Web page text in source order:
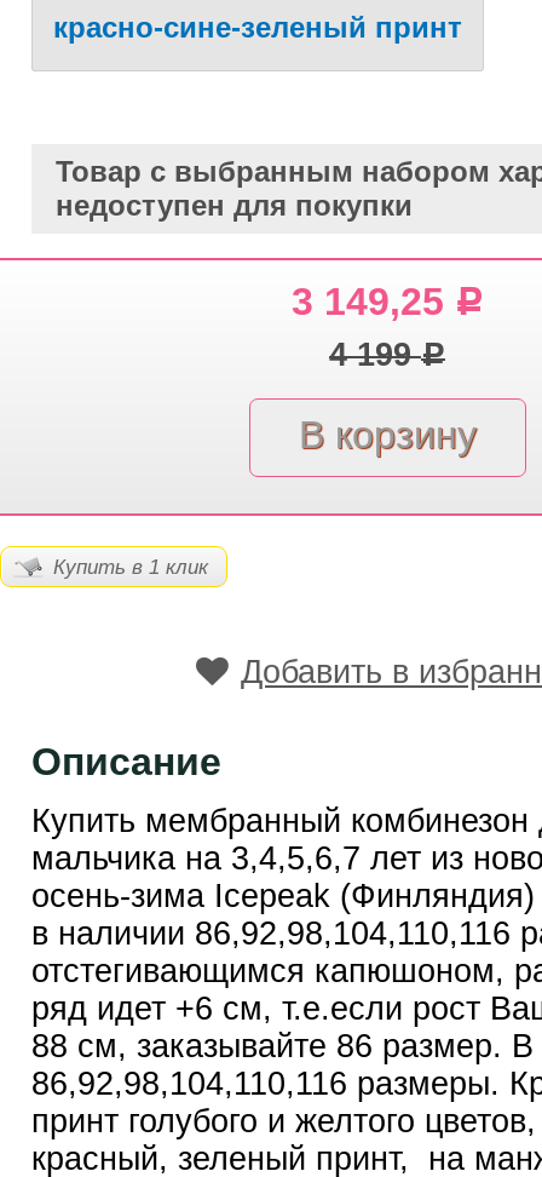
красно-сине-зеленый принт
Товар с выбранным набором
недоступен для покупки
3 149,25 Р
4 199Р
Купить в 1 клик
Добавить в
Описание
Купить мембранный комбинезон
мальчика на 3,4,5,6,7 лет из
осень-зима Icepeak
в наличии 86,92,98,104,110,116
отстегивающимся капюшоном,
ряд идет +6 см, т.е.если рост
88 см, заказывайте 86 размер.
86,92,98,104,110,116 размеры.
принт голубого и желтого
красный, зеленый принт, на